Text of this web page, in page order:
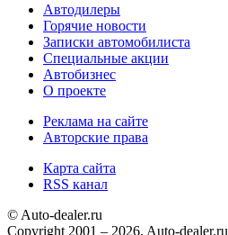
Автодилеры
Горячие новости
Записки автомобилиста
Специальные акции
Автобизнес
О проекте
Реклама на сайте
Авторские права
Карта сайта
RSS канал
© Auto-dealer.ru
Copyright 2001 – 2026, Auto-dealer.ru